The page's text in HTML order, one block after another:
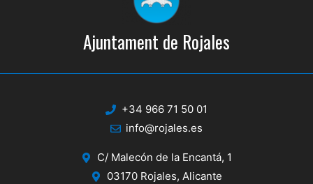
Ajuntament de Rojales
+34 966 71 50 01
info@rojales.es
C/ Malecón de la Encantá, 1
03170 Rojales, Alicante